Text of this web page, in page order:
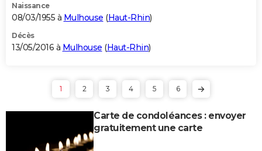
Naissance
08/03/1955 à Mulhouse (Haut-Rhin)
Décès
13/05/2016 à Mulhouse (Haut-Rhin)
1 2 3 4 5 6
Carte de condoléances : envoyer
gratuitement une carte